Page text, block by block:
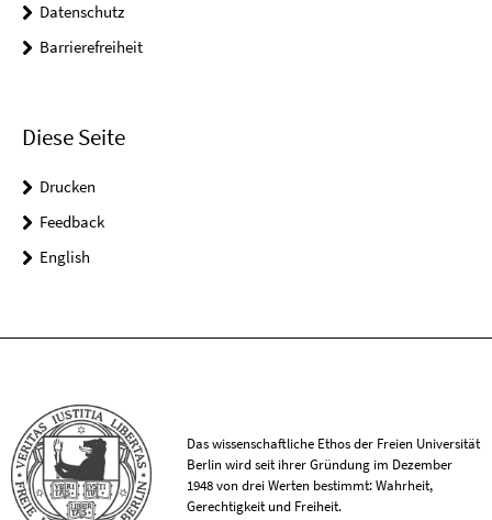
Datenschutz
Barrierefreiheit
Diese Seite
Drucken
Feedback
English
Das wissenschaftliche Ethos der Freien Universität
Berlin wird seit ihrer Gründung im Dezember
1948 von drei Werten bestimmt: Wahrheit,
Gerechtigkeit und Freiheit.